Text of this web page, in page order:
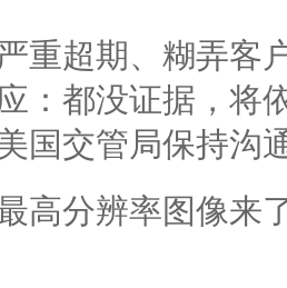
重超期、糊弄客
：都没证据，将
国交管局保持沟
高分辨率图像来